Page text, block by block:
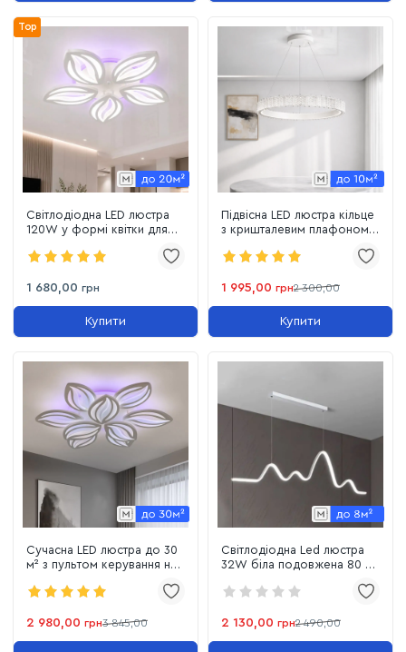
Top
Світлодіодна LED люстра
120W у формі квітки для
(1141/5 Wh)
1 680,00 грн
Купити
Підвісна LED люстра кільце
з кришталевим плафоном
корпус (WG5129/60WH)
1 995,00 грн2 300,00
Купити
Сучасна LED люстра до 30
м² з пультом керування на
30м² Luminous Petals
2 980,00 грн3 845,00
Світлодіодна Led люстра
32W біла подовжена 80 см
2 130,00 грн2 490,00